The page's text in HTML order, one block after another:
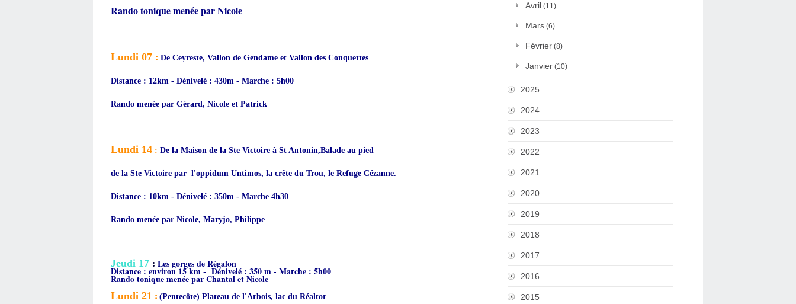
Rando tonique menée par Nicole
Lundi 07 : De Ceyreste, Vallon de Gendame et Vallon des Conquettes
Distance : 12km - Dénivelé : 430m - Marche : 5h00
Rando menée par Gérard, Nicole et Patrick
Lundi 14 : De la Maison de la Ste Victoire à St Antonin,Balade au pied
de la Ste Victoire par l'oppidum Untimos, la crête du Trou, le Refuge Cézanne.
Distance : 10km - Dénivelé : 350m - Marche 4h30
Rando menée par Nicole, Maryjo, Philippe
Jeudi 17 : Les gorges de Régalon
Distance : environ 15 km - Dénivelé : 350 m - Marche : 5h00
Rando tonique menée par Chantal et Nicole
Lundi 21 : (Pentecôte) Plateau de l'Arbois, lac du Réaltor
Avril (11)
Mars (6)
Février (8)
Janvier (10)
2025
2024
2023
2022
2021
2020
2019
2018
2017
2016
2015